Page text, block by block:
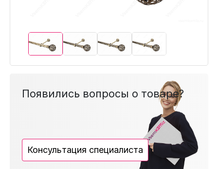
Появились вопросы о товаре?
Консультация специалиста